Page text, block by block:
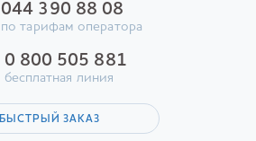
044 390 88 08
по тарифам оператора
0 800 505 881
бесплатная линия
БЫСТРЫЙ ЗАКАЗ